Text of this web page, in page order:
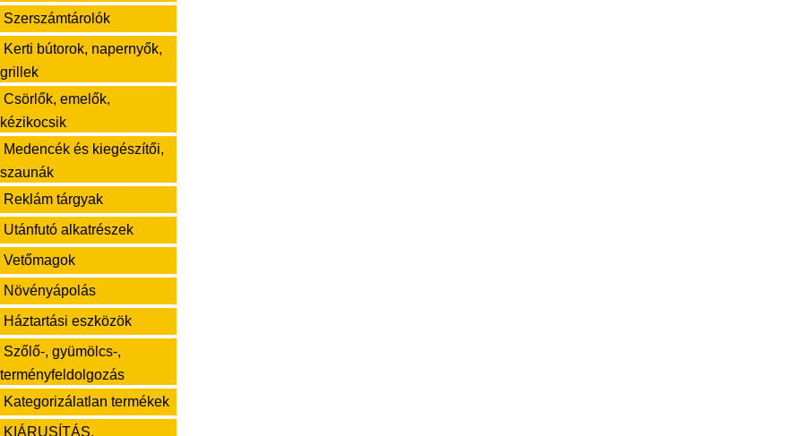
Szerszámtárolók
Kerti bútorok, napernyők,
grillek
Csörlők, emelők,
kézikocsik
Medencék és kiegészítői,
szaunák
Reklám tárgyak
Utánfutó alkatrészek
Vetőmagok
Növényápolás
Háztartási eszközök
Szőlő-, gyümölcs-,
terményfeldolgozás
Kategorizálatlan termékek
KIÁRUSÍTÁS,